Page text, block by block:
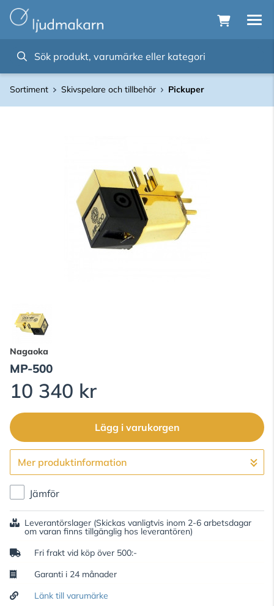
Sortiment Skivspelare och tillbehör Pickuper
Nagaoka
MP-500
10 340 kr
Lägg i varukorgen
Gå till kassan
Mer produktinformation
Jämför
Leverantörslager (Skickas vanligtvis inom 2-6 arbetsdagar
om varan finns tillgänglig hos leverantören)
Fri frakt vid köp över 500:-
Garanti i 24 månader
Länk till varumärke